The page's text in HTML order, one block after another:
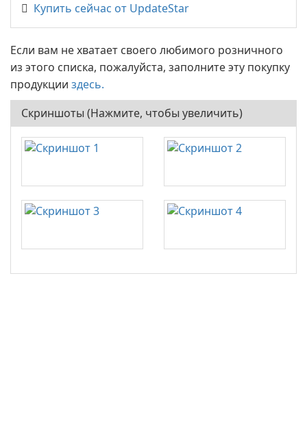
Купить сейчас от UpdateStar
Если вам не хватает своего любимого розничного
из этого списка, пожалуйста, заполните эту покупку
продукции здесь.
Скриншоты (Нажмите, чтобы увеличить)